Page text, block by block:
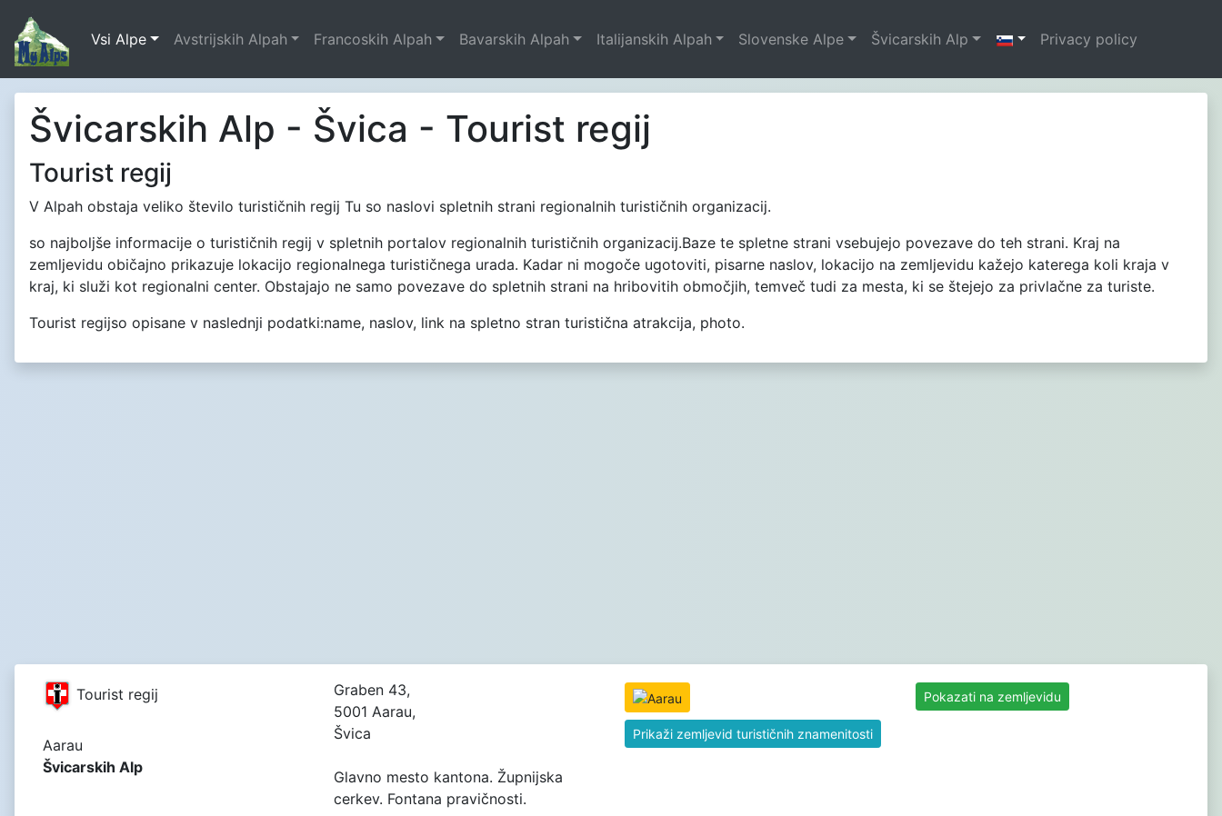
Vsi Alpe Avstrijskih Alpah Francoskih Alpah Bavarskih Alpah Italijanskih Alpah Slovenske Alpe Švicarskih Alp Privacy policy
Švicarskih Alp - Švica - Tourist regij
Tourist regij
V Alpah obstaja veliko število turističnih regij Tu so naslovi spletnih strani regionalnih turističnih organizacij.
so najboljše informacije o turističnih regij v spletnih portalov regionalnih turističnih organizacij.Baze te spletne strani vsebujejo povezave do teh strani. Kraj na
zemljevidu običajno prikazuje lokacijo regionalnega turističnega urada. Kadar ni mogoče ugotoviti, pisarne naslov, lokacijo na zemljevidu kažejo katerega koli kraja v
kraj, ki služi kot regionalni center. Obstajajo ne samo povezave do spletnih strani na hribovitih območjih, temveč tudi za mesta, ki se štejejo za privlačne za turiste.
Tourist regijso opisane v naslednji podatki:name, naslov, link na spletno stran turistična atrakcija, photo.
Tourist regij
Aarau
Švicarskih Alp
Graben 43,
5001 Aarau,
Švica
Glavno mesto kantona. Župnijska
cerkev. Fontana pravičnosti.
Prikaži zemljevid turističnih znamenitosti
Pokazati na zemljevidu